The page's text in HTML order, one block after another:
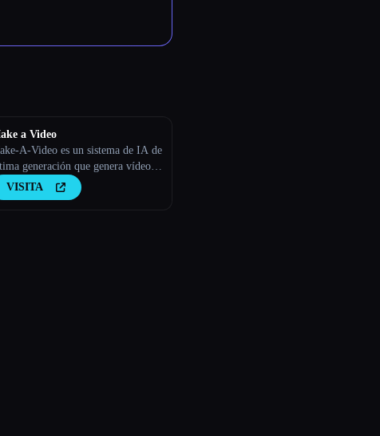
a Video
A-Video es un sistema de IA de
generación que genera vídeos
del texto.
VISITA